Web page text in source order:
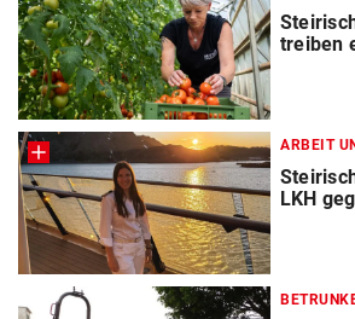
treiben
ARBEIT
LKH